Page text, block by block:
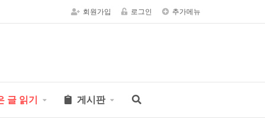
회원가입 로그인 추가메뉴
글 읽기 게시판